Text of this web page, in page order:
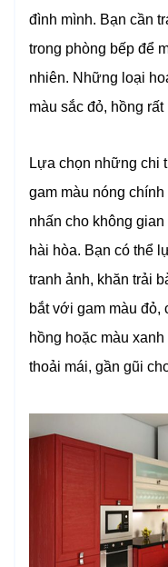
đình mình. Bạn cần
trong phòng bếp để
nhiên. Những loại
màu sắc đỏ, hồng
Lựa chọn những chi
gam màu nóng
nhấn cho không
hài hòa. Bạn có thể
tranh ảnh, khăn trải
bắt với gam màu đỏ,
hồng hoặc màu
thoải mái, gần gũi